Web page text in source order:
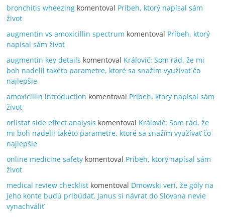
bronchitis wheezing komentoval Príbeh, ktorý napísal sám
život
augmentin vs amoxicillin spectrum komentoval Príbeh, ktorý
napísal sám život
augmentin key details komentoval Královič: Som rád, že mi
boh nadelil takéto parametre, ktoré sa snažím využívať čo
najlepšie
amoxicillin introduction komentoval Príbeh, ktorý napísal sám
život
orlistat side effect analysis komentoval Královič: Som rád, že
mi boh nadelil takéto parametre, ktoré sa snažím využívať čo
najlepšie
online medicine safety komentoval Príbeh, ktorý napísal sám
život
medical review checklist komentoval Dmowski verí, že góly na
jeho konte budú pribúdať, Janus si návrat do Slovana nevie
vynachváliť